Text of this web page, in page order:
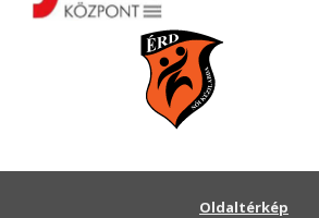
Oldaltérkép